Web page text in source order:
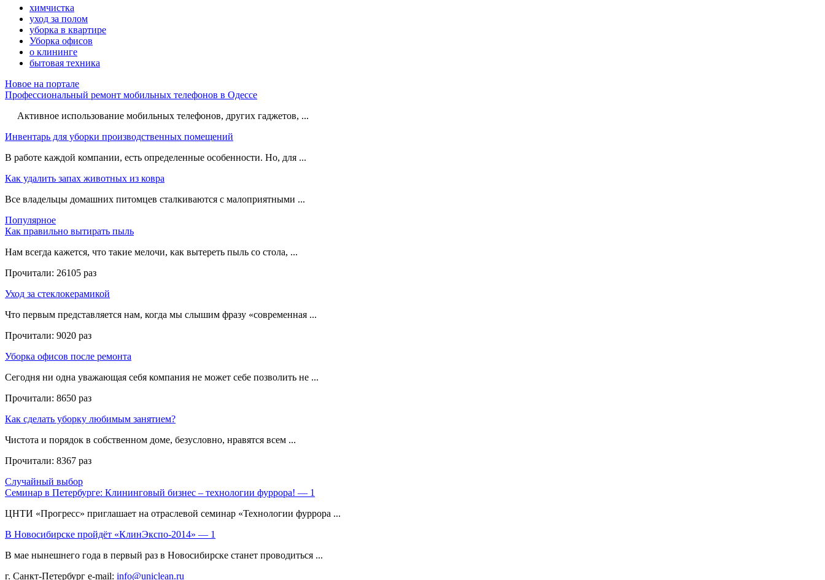
химчистка
уход за полом
уборка в квартире
Уборка офисов
о клининге
бытовая техника
Новое на портале
Профессиональный ремонт мобильных телефонов в Одессе
Активное использование мобильных телефонов, других гаджетов, ...
Инвентарь для уборки производственных помещений
В работе каждой компании, есть определенные особенности. Но, для ...
Как удалить запах животных из ковра
Все владельцы домашних питомцев сталкиваются с малоприятными ...
Популярное
Как правильно вытирать пыль
Нам всегда кажется, что такие мелочи, как вытереть пыль со стола, ...
Прочитали: 26105 раз
Уход за стеклокерамикой
Что первым представляется нам, когда мы слышим фразу «современная ...
Прочитали: 9020 раз
Уборка офисов после ремонта
Сегодня ни одна уважающая себя компания не может себе позволить не ...
Прочитали: 8650 раз
Как сделать уборку любимым занятием?
Чистота и порядок в собственном доме, безусловно, нравятся всем ...
Прочитали: 8367 раз
Случайный выбор
Семинар в Петербурге: Клининговый бизнес – технологии фуррора! — 1
ЦНТИ «Прогресс» приглашает на отраслевой семинар «Технологии фуррора ...
В Новосибирске пройдёт «КлинЭкспо-2014» — 1
В мае нынешнего года в первый раз в Новосибирске станет проводиться ...
г. Санкт-Петербург e-mail: info@uniclean.ru